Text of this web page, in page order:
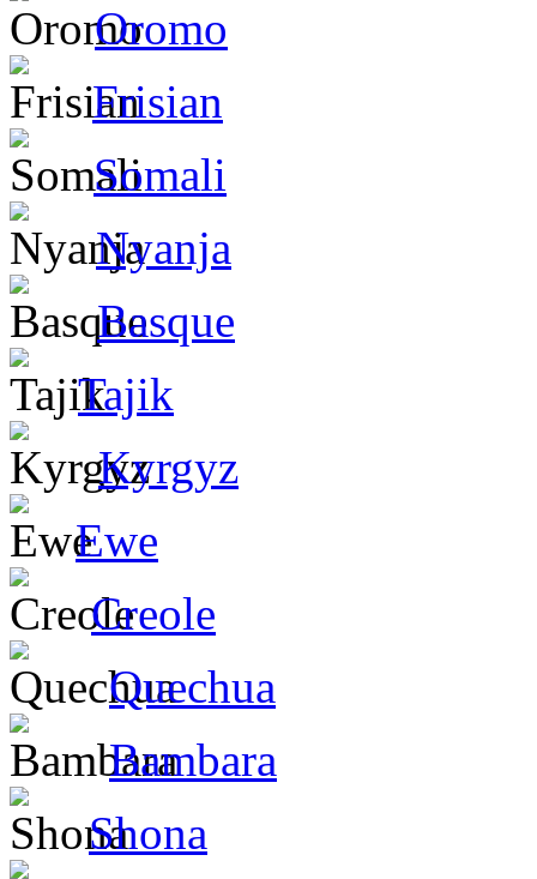
Oromo
Frisian
Somali
Nyanja
Basque
Tajik
Kyrgyz
Ewe
Creole
Quechua
Bambara
Shona